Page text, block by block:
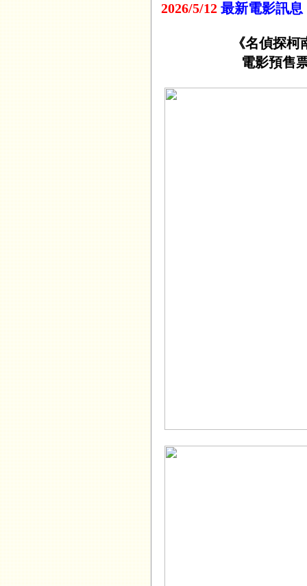
2026/5/12 最新電影訊息
《名偵探
電影預售